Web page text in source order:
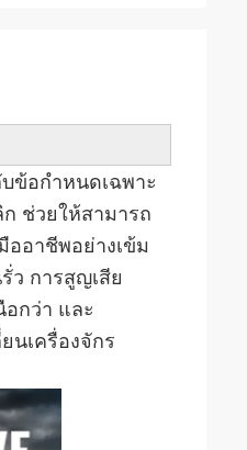
ข้อกำหนดเฉพาะ
ช่วยให้สามารถ
อาชีพอย่างเข้ม
ว การสูญเสีย
กว่า และ
นเครื่องจักร